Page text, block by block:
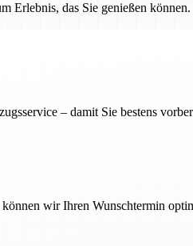
das Sie genießen
– damit Sie bestens
wir Ihren Wunschtermin